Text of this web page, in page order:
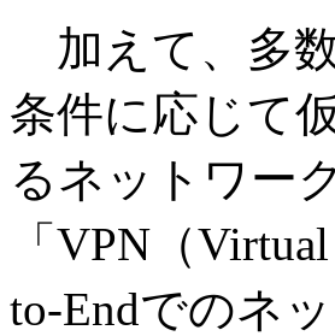
加えて、多
条件に応じて
るネットワー
「VPN（
to-Endでのネ